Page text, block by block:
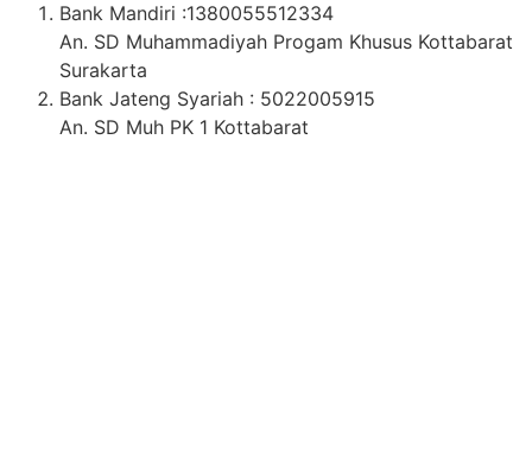
Bank Mandiri :1380055512334
An. SD Muhammadiyah Progam Khusus Kottabarat
Surakarta
Bank Jateng Syariah : 5022005915
An. SD Muh PK 1 Kottabarat